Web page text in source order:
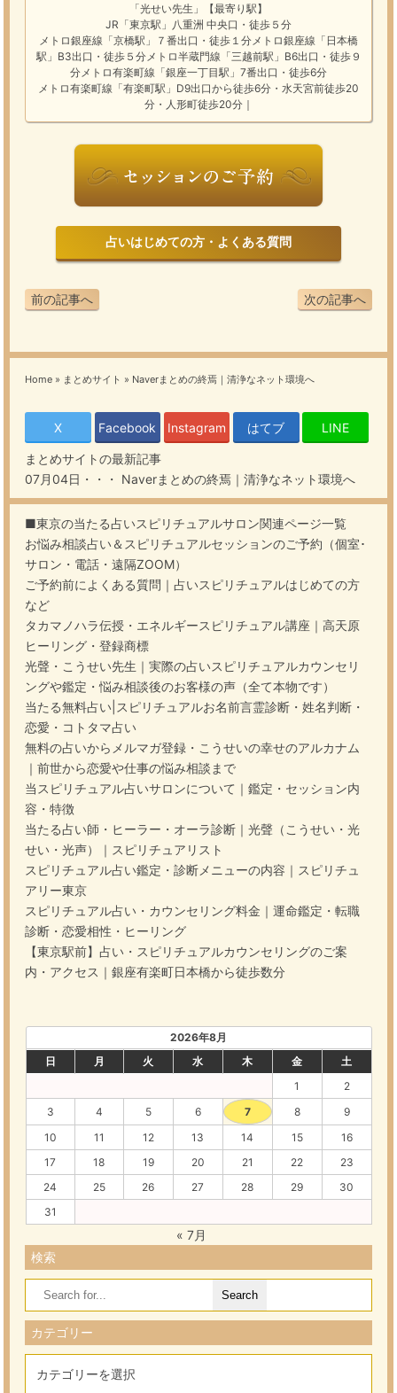
「光せい先生」【最寄り駅】
JR「東京駅」八重洲 中央口・徒歩５分
メトロ銀座線「京橋駅」７番出口・徒歩１分メトロ銀座線「日本橋
駅」B3出口・徒歩５分メトロ半蔵門線「三越前駅」B6出口・徒歩９
分メトロ有楽町線「銀座一丁目駅」7番出口・徒歩6分
メトロ有楽町線「有楽町駅」D9出口から徒歩6分・水天宮前徒歩20
分・人形町徒歩20分｜
占いはじめての方・よくある質問
次の記事へ
前の記事へ
Home » まとめサイト » Naverまとめの終焉｜清浄なネット環境へ
X Facebook Instagram はてブ LINE
まとめサイトの最新記事
07月04日・・・ Naverまとめの終焉｜清浄なネット環境へ
■東京の当たる占いスピリチュアルサロン関連ページ一覧
お悩み相談占い＆スピリチュアルセッションのご予約（個室･
サロン・電話・遠隔ZOOM）
ご予約前によくある質問｜占いスピリチュアルはじめての方
など
タカマノハラ伝授・エネルギースピリチュアル講座｜高天原
ヒーリング・登録商標
光聲・こうせい先生｜実際の占いスピリチュアルカウンセリ
ングや鑑定・悩み相談後のお客様の声（全て本物です）
当たる無料占い|スピリチュアルお名前言霊診断・姓名判断・
恋愛・コトタマ占い
無料の占いからメルマガ登録・こうせいの幸せのアルカナム
｜前世から恋愛や仕事の悩み相談まで
当スピリチュアル占いサロンについて｜鑑定・セッション内
容・特徴
当たる占い師・ヒーラー・オーラ診断｜光聲（こうせい・光
せい・光声）｜スピリチュアリスト
スピリチュアル占い鑑定・診断メニューの内容｜スピリチュ
アリー東京
スピリチュアル占い・カウンセリング料金｜運命鑑定・転職
診断・恋愛相性・ヒーリング
【東京駅前】占い・スピリチュアルカウンセリングのご案
内・アクセス｜銀座有楽町日本橋から徒歩数分
2026年8月
日
月 火 水 木 金
土
1
2
3
4 5 6 7 8
9
10
11 12 13 14 15
16
17
18 19 20 21 22
23
24
25 26 27 28 29
30
31
« 7月
検索
Search
for:
カテゴリー